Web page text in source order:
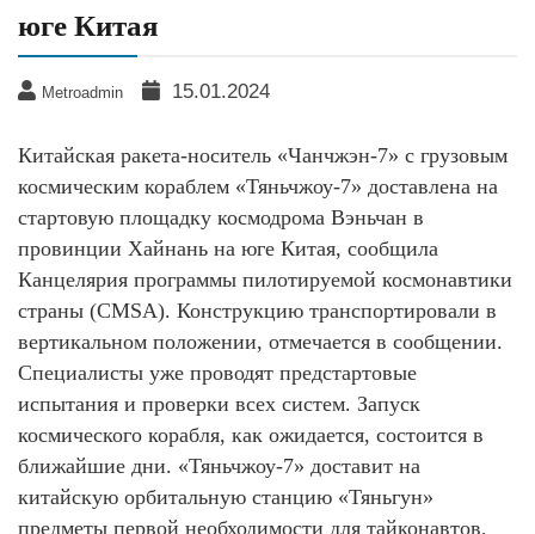
юге Китая
Metroadmin 15.01.2024
Китайская ракета-носитель «Чанчжэн-7» с грузовым
космическим кораблем «Тяньчжоу-7» доставлена на
стартовую площадку космодрома Вэньчан в
провинции Хайнань на юге Китая, сообщила
Канцелярия программы пилотируемой космонавтики
страны (CMSA). Конструкцию транспортировали в
вертикальном положении, отмечается в сообщении.
Специалисты уже проводят предстартовые
испытания и проверки всех систем. Запуск
космического корабля, как ожидается, состоится в
ближайшие дни. «Тяньчжоу-7» доставит на
китайскую орбитальную станцию «Тяньгун»
предметы первой необходимости для тайконавтов,